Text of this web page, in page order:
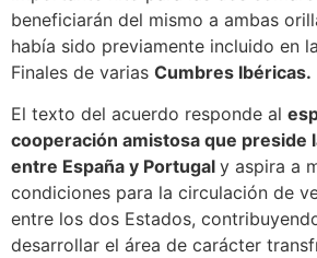
beneficiarán del mismo a ambas
había sido previamente incluido en
Finales de varias Cumbres Ibéricas.
El texto del acuerdo responde al
cooperación amistosa que preside
entre España y Portugal y aspira a
condiciones para la circulación de
entre los dos Estados,
desarrollar el área de carácter